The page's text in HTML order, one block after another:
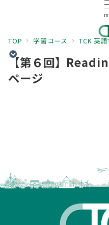
TOP 学習コース TCK 英
【第６回】
ページ